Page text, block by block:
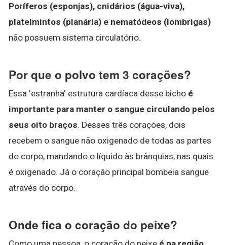
Poríferos (esponjas), cnidários (água-viva),
platelmintos (planária) e nematódeos (lombrigas)
não possuem sistema circulatório.
Por que o polvo tem 3 corações?
Essa 'estranha' estrutura cardíaca desse bicho é
importante para manter o sangue circulando pelos
seus oito braços. Desses três corações, dois
recebem o sangue não oxigenado de todas as partes
do corpo, mandando o líquido às brânquias, nas quais
é oxigenado. Já o coração principal bombeia sangue
através do corpo.
Onde fica o coração do peixe?